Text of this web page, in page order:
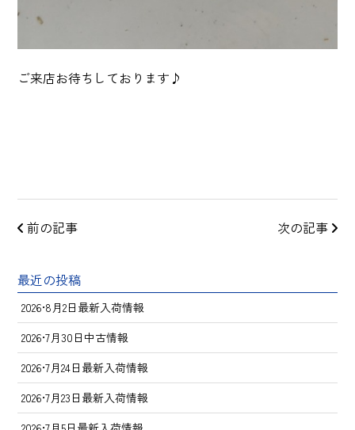
ご来店お待ちしております♪
前の記事 次の記事
最近の投稿
2026•8月2日最新入荷情報
2026•7月30日中古情報
2026•7月24日最新入荷情報
2026•7月23日最新入荷情報